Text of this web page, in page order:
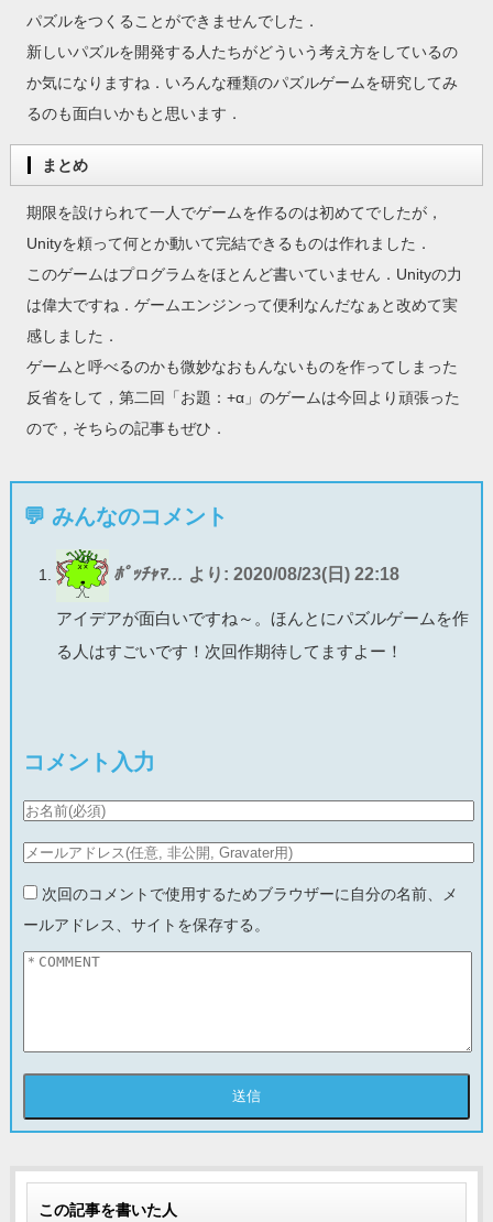
パズルをつくることができませんでした．
新しいパズルを開発する人たちがどういう考え方をしているの
か気になりますね．いろんな種類のパズルゲームを研究してみ
るのも面白いかもと思います．
まとめ
期限を設けられて一人でゲームを作るのは初めてでしたが，
Unityを頼って何とか動いて完結できるものは作れました．
このゲームはプログラムをほとんど書いていません．Unityの力
は偉大ですね．ゲームエンジンって便利なんだなぁと改めて実
感しました．
ゲームと呼べるのかも微妙なおもんないものを作ってしまった
反省をして，第二回「お題：+α」のゲームは今回より頑張った
ので，そちらの記事もぜひ．
💬 みんなのコメント
ﾎﾟｯﾁｬﾏ… より: 2020/08/23(日) 22:18
アイデアが面白いですね～。ほんとにパズルゲームを作
る人はすごいです！次回作期待してますよー！
コメント入力
次回のコメントで使用するためブラウザーに自分の名前、メ
ールアドレス、サイトを保存する。
この記事を書いた人